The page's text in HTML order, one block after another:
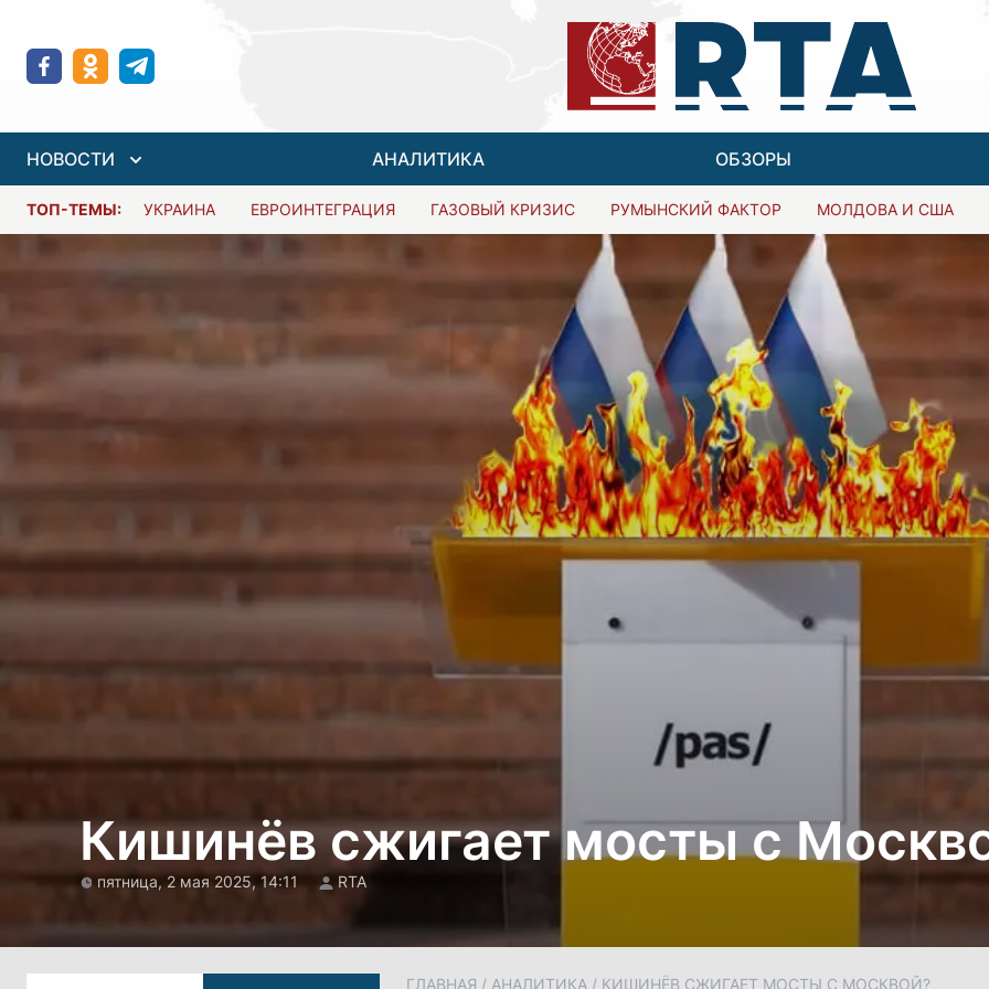
НОВОСТИ АНАЛИТИКА ОБЗОРЫ
ТОП-ТЕМЫ: УКРАИНА ЕВРОИНТЕГРАЦИЯ ГАЗОВЫЙ КРИЗИС РУМЫНСКИЙ ФАКТОР МОЛДОВА И США
Кишинёв сжигает мосты с
пятница, 2 мая 2025, 14:11 RTA
ГЛАВНАЯ / АНАЛИТИКА / КИШИНЁВ СЖИГАЕТ МОСТЫ С МОСКВОЙ?